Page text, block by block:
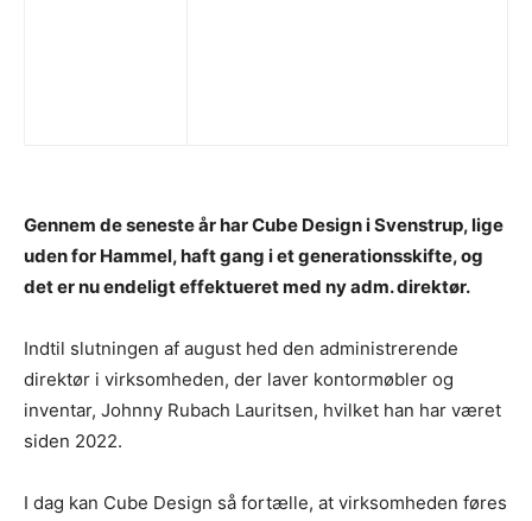
Gennem de seneste år har Cube Design i Svenstrup, lige
uden for Hammel, haft gang i et generationsskifte, og
det er nu endeligt effektueret med ny adm. direktør.
Indtil slutningen af august hed den administrerende
direktør i virksomheden, der laver kontormøbler og
inventar, Johnny Rubach Lauritsen, hvilket han har været
siden 2022.
I dag kan Cube Design så fortælle, at virksomheden føres